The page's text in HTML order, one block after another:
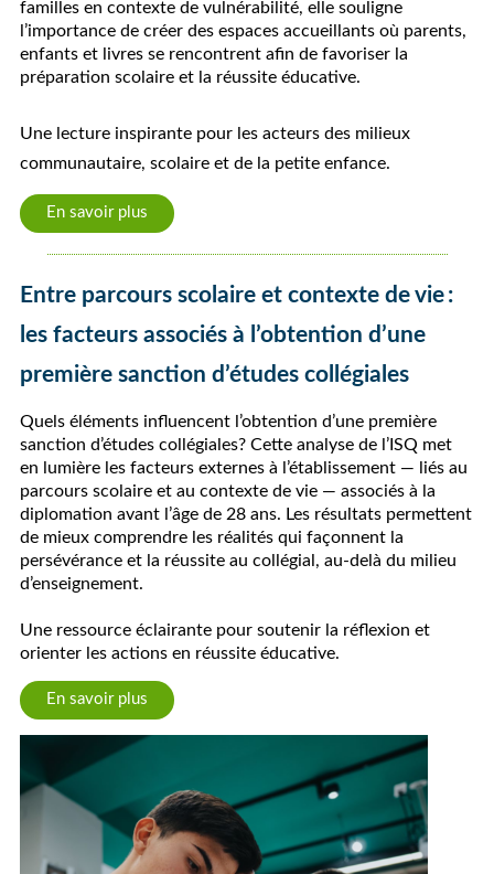
familles en contexte de vulnérabilité, elle souligne
l’importance de créer des espaces accueillants où parents,
enfants et livres se rencontrent afin de favoriser la
préparation scolaire et la réussite éducative.
Une lecture inspirante pour les acteurs des milieux
communautaire, scolaire et de la petite enfance.
En savoir plus
Entre parcours scolaire et contexte de vie :
les facteurs associés à l’obtention d’une
première sanction d’études collégiales
Quels éléments influencent l’obtention d’une première
sanction d’études collégiales? Cette analyse de l’ISQ met
en lumière les facteurs externes à l’établissement — liés au
parcours scolaire et au contexte de vie — associés à la
diplomation avant l’âge de 28 ans. Les résultats permettent
de mieux comprendre les réalités qui façonnent la
persévérance et la réussite au collégial, au-delà du milieu
d’enseignement.
Une ressource éclairante pour soutenir la réflexion et
orienter les actions en réussite éducative.
En savoir plus